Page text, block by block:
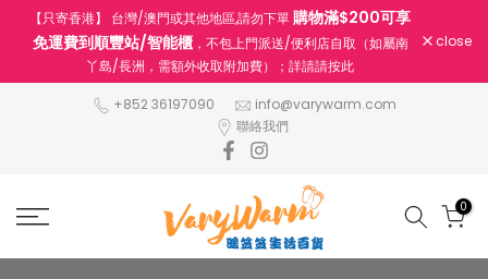
【只寄香港】 台灣/澳門或其他地區,請勿下單購物滿$200可享
免運費到順豐站/智能櫃，不包上門派送/便利店自取（如屬南
丫島/長洲，需額外收取附加費）；詳請請按此
close
+852 36197090
info@varywarm.com
聯絡我們
0